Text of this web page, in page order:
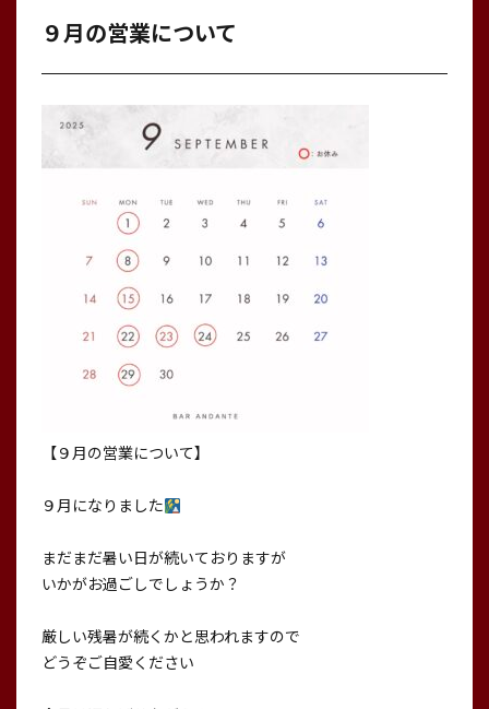
９月の営業について
【９月の営業について】
９月になりました
まだまだ暑い日が続いておりますが
いかがお過ごしでしょうか？
厳しい残暑が続くかと思われますので
どうぞご自愛ください